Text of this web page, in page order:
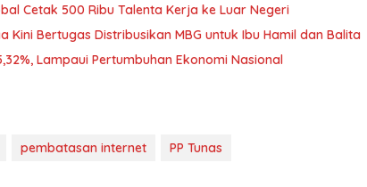
Cetak 500 Ribu Talenta Kerja ke Luar Negeri
Bertugas Distribusikan MBG untuk Ibu Hamil dan Balita
Lampaui Pertumbuhan Ekonomi Nasional
pembatasan internet PP Tunas